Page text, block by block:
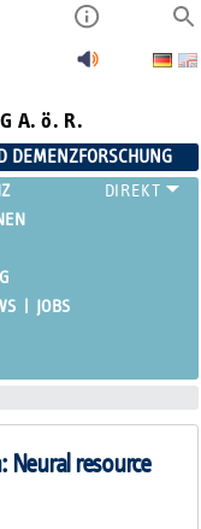
A. ö. R.
DEMENZFORSCHUNG
JOBS
Neural resource